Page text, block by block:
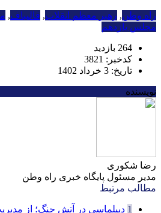
راه وطن, رهبر معظم انقلاب, قالیباف,
مجلس یازدهم
264 بازدید
کدخبر: 3821
تاریخ: 3 خرداد 1402
نویسنده
رضا شکوری
مدیر مسئول پایگاه خبری راه وطن
مطالب مرتبط
1 دیپلماسی در آتش جنگ؛ از